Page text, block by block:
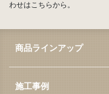
わせはこちらから。
商品ラインアップ
施工事例